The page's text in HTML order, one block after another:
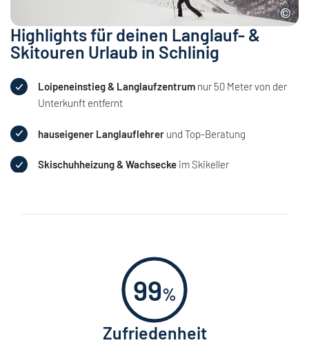
Highlights für deinen Langlauf- &
Skitouren Urlaub in Schlinig
Loipeneinstieg & Langlaufzentrumnur 50 Meter von der
Unterkunft entfernt
hauseigener Langlauflehrerund Top-Beratung
Skischuhheizung & Wachseckeim Skikeller
99%
Zufriedenheit